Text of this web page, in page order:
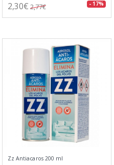
2,30€ 2,77€ - 17%
Zz Antiacaros 200 ml